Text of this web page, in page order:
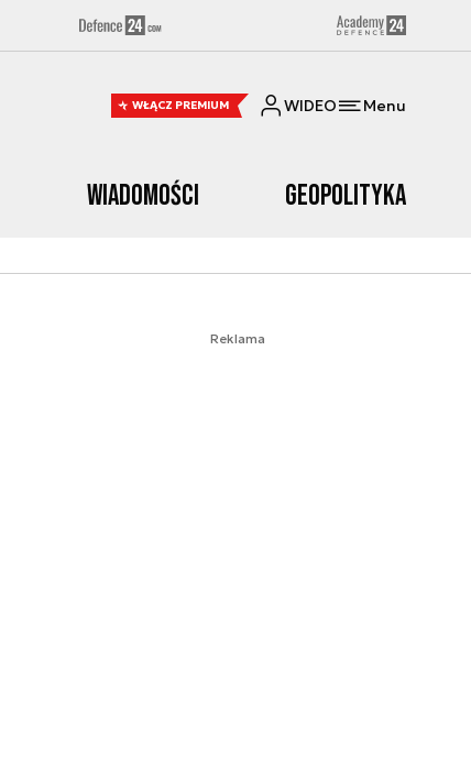
WŁĄCZ PREMIUM WIDEO Menu
Wiadomości Geopolityka
Reklama